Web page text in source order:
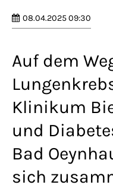
Lorem ipsum
24h
We offer support for
Mon - Fri 8:00am -
08.04.2025 09:30
Auf dem
Klinikum
und
Bad
sich